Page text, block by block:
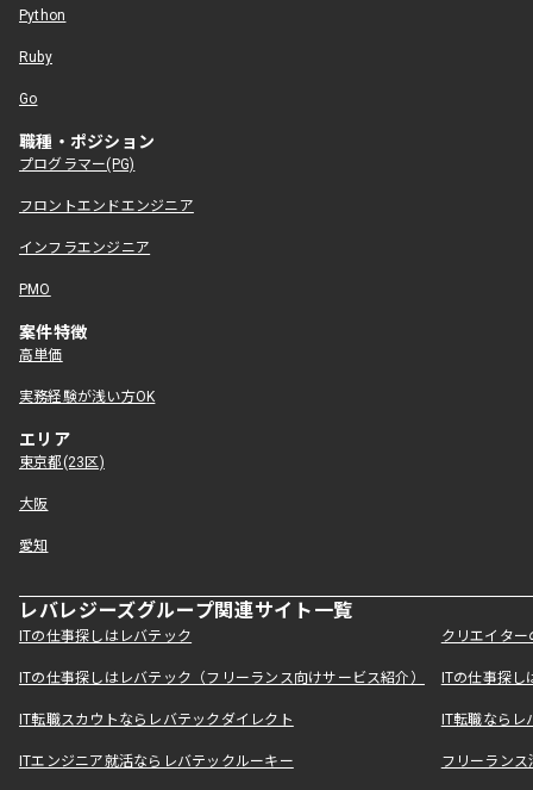
Python
Ruby
Go
職種・ポジション
プログラマー(PG)
フロントエンドエンジニア
インフラエンジニア
PMO
案件特徴
高単価
実務経験が浅い方OK
エリア
東京都(23区)
大阪
愛知
レバレジーズグループ関連サイト一覧
ITの仕事探しはレバテック クリエイタ
ITの仕事探しはレバテック（フリーランス向けサービス紹介） ITの仕事探
IT転職スカウトならレバテックダイレクト IT転職なら
ITエンジニア就活ならレバテックルーキー フリーラン